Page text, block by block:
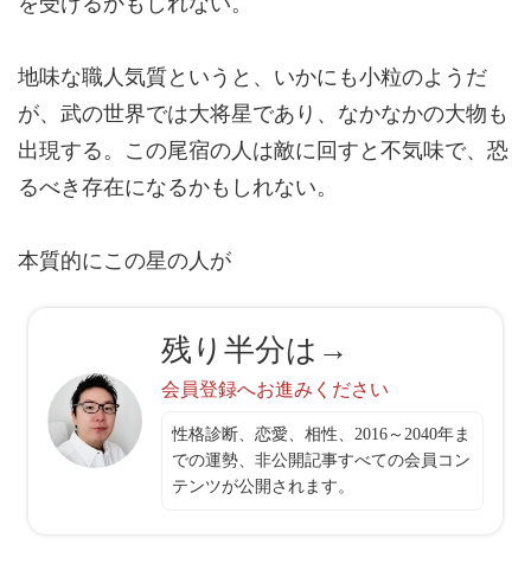
地味な職人気質というと、いかにも小粒のようだ
が、 武の世界では大将星であり、なかなかの大物も
出現する。この尾宿の人は敵に回すと不気味で、恐
るべき存在になるかもしれない。
本質的にこの星の人が
残り半分は→
会員登録へお進みください
性格診断、恋愛、相性、2016～2040年ま
での運勢、非公開記事すべての会員コン
テンツが公開されます。